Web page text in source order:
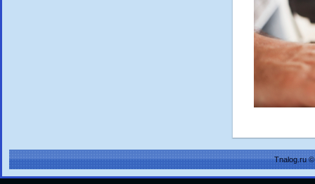
Tnalog.ru